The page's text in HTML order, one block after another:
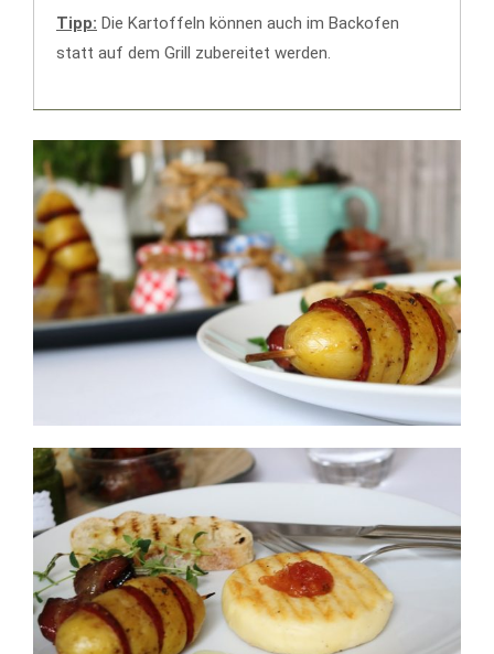
Tipp: Die Kartoffeln können auch im Backofen
statt auf dem Grill zubereitet werden.